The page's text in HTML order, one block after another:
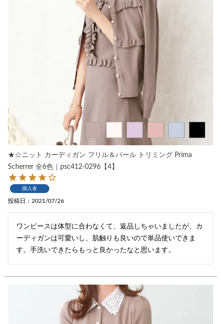
★☆ニット カーディガン フリル＆パール トリミング Prima
Scherrer 全6色｜psc412-0296【4】
購入者
投稿日 2021/07/26
ワンピースは体型に合わなくて、返品しちゃいましたが、カ
ーディガンは可愛いし、肌触りも良いので単品使いできま
す。手洗いできたらもっと良かったなと思います。